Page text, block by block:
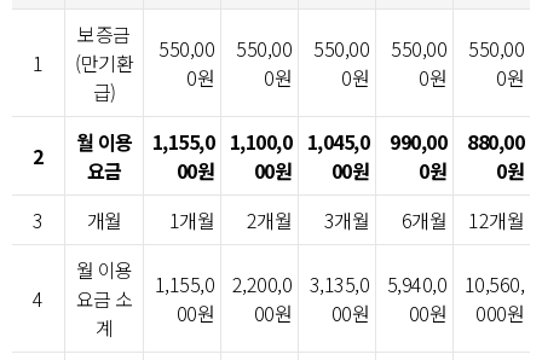
1
보증금
(만기환
급)
550,00
0원
550,00
0원
550,00
0원
550,00
0원
550,00
0원
2
월 이용
요금
1,155,0
00원
1,100,0
00원
1,045,0
00원
990,00
0원
880,00
0원
3
개월 1개월 2개월 3개월 6개월 12개월
4
월 이용
요금 소
계
1,155,0
00원
2,200,0
00원
3,135,0
00원
5,940,0
00원
10,560,
000원